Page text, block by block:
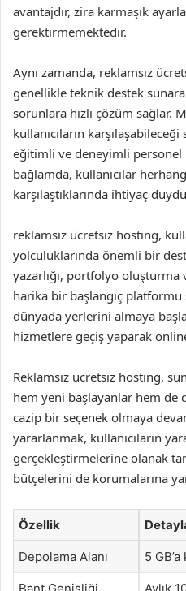
avantajdır, zira karmaşık
gerektirmemektedir.
Aynı zamanda, reklamsız
genellikle teknik destek
sorunlara hızlı çözüm sağlar.
kullanıcıların
eğitimli ve deneyimli personel
bağlamda, kullanıcılar
karşılaştıklarında ihtiyaç
reklamsız ücretsiz hosting,
yolculuklarında önemli bir
yazarlığı, portfolyo
harika bir başlangıç platformu
dünyada yerlerini almaya
hizmetlere geçiş yaparak
Reklamsız ücretsiz hosting,
hem yeni başlayanlar hem de
cazip bir seçenek olmaya
yararlanmak, kullanıcıların
gerçekleştirmelerine olanak
bütçelerini de korumalarına
Özellik
Depolama Alanı 5